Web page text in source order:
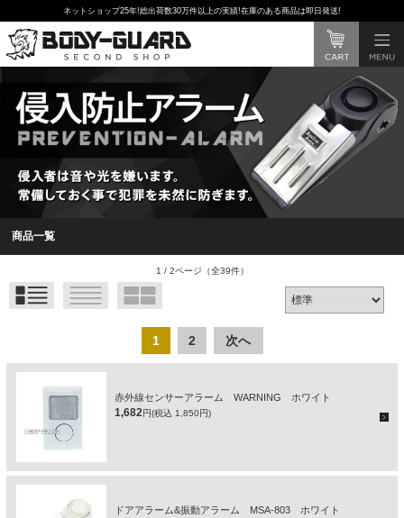
ネットショップ25年!総出荷数30万件以上の実績!在庫のある商品は即日発送!
商品一覧
1 / 2ページ （全39件）
1 2 次へ
赤外線センサーアラーム WARNING ホワイト
1,682円(税込 1,850円)
ドアアラーム&振動アラーム MSA-803 ホワイト